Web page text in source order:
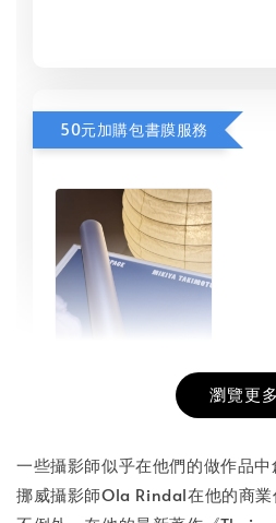
50元加購包書膜服務
NT$ 50
NT$ 100
- +
瀏覽更多
一些攝影師似乎在他們的做作品中
挪威攝影師Ola Rindal在他的商